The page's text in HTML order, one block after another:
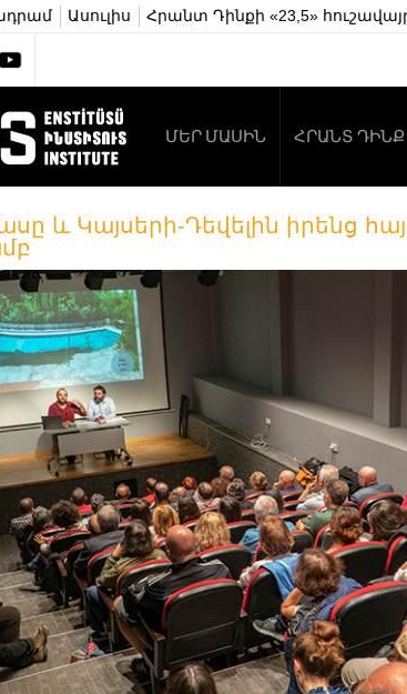
Ասուլիս Հրանտ Դինքի «23,5»
ՄԵՐ ՄԱՍԻՆ ՀՐԱՆՏ ԴԻՆՔ
և Կայսերի-Դեվելին իրենց